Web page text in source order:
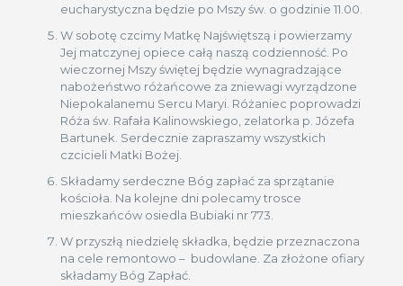
eucharystyczna będzie po Mszy św. o godzinie 11.00.
W sobotę czcimy Matkę Najświętszą i powierzamy
Jej matczynej opiece całą naszą codzienność. Po
wieczornej Mszy świętej będzie wynagradzające
nabożeństwo różańcowe za zniewagi wyrządzone
Niepokalanemu Sercu Maryi. Różaniec poprowadzi
Róża św. Rafała Kalinowskiego, zelatorka p. Józefa
Bartunek. Serdecznie zapraszamy wszystkich
czcicieli Matki Bożej.
Składamy serdeczne Bóg zapłać za sprzątanie
kościoła. Na kolejne dni polecamy trosce
mieszkańców osiedla Bubiaki nr 773.
W przyszłą niedzielę składka, będzie przeznaczona
na cele remontowo – budowlane. Za złożone ofiary
składamy Bóg Zapłać.